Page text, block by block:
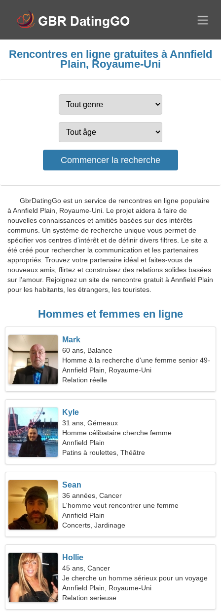
Rencontres en ligne gratuites à Annfield
Plain, Royaume-Uni
GbrDatingGo est un service de rencontres en ligne populaire
à Annfield Plain, Royaume-Uni. Le projet aidera à faire de
nouvelles connaissances et amitiés basées sur des intérêts
communs. Un système de recherche unique vous permet de
spécifier vos centres d'intérêt et de définir divers filtres. Le site a
été créé pour rechercher la communication et les partenaires
appropriés. Trouvez votre partenaire idéal et faites-vous de
nouveaux amis, flirtez et construisez des relations solides basées
sur l'amour. Rejoignez un site de rencontre gratuit à Annfield Plain
pour les habitants, les étrangers, les touristes.
Hommes et femmes en ligne
Mark
60 ans, Balance
Homme à la recherche d'une femme senior 49-
55
Annfield Plain, Royaume-Uni
Relation réelle
Kyle
31 ans, Gémeaux
Homme célibataire cherche femme
Annfield Plain
Patins à roulettes, Théâtre
Sean
36 années, Cancer
L'homme veut rencontrer une femme
Annfield Plain
Concerts, Jardinage
Hollie
45 ans, Cancer
Je cherche un homme sérieux pour un voyage
commun
Annfield Plain, Royaume-Uni
Relation serieuse